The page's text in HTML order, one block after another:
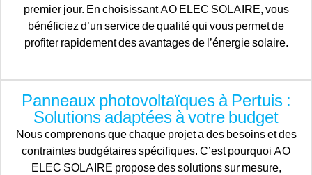
premier jour. En choisissant AO ELEC SOLAIRE, vous
bénéficiez d’un service de qualité qui vous permet de
profiter rapidement des avantages de l’énergie solaire.
Panneaux photovoltaïques à Pertuis :
Solutions adaptées à votre budget
Nous comprenons que chaque projet a des besoins et des
contraintes budgétaires spécifiques. C’est pourquoi AO
ELEC SOLAIRE propose des solutions sur mesure,